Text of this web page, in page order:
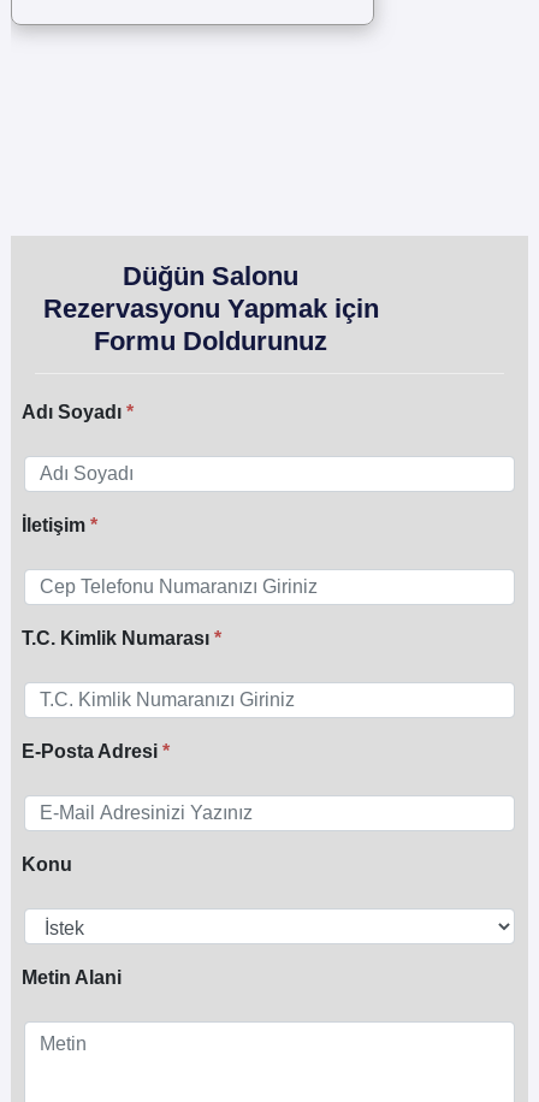
Düğün Salonu
Rezervasyonu Yapmak için
Formu Doldurunuz
Adı Soyadı
İletişim
T.C. Kimlik Numarası
E-Posta Adresi
Konu
Metin Alani